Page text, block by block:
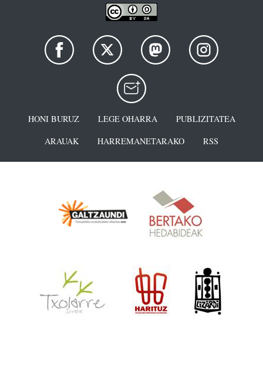
HONI BURUZ LEGE OHARRA
PUBLIZITATEA
ARAUAK
HARREMANETARAKO RSS